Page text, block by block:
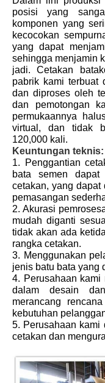
posisi yang
komponen yang
kecocokan
yang dapat
sehingga menjamin
jadi. Cetakan
pabrik kami terbuat
dan diproses oleh
dan pemotongan
permukaannya
virtual, dan tidak
120,000 kali.
Keuntungan teknis:
1. Penggantian
bata semen
cetakan, yang dapat
pemasangan
2. Akurasi
mudah diganti
tidak akan ada
rangka cetakan.
3. Menggunakan
jenis batu bata yang
4. Perusahaan
dalam desain
merancang
kebutuhan
5. Perusahaan kami
cetakan dan